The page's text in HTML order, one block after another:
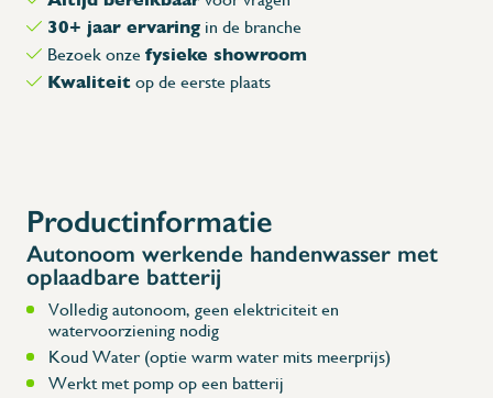
30+ jaar ervaring in de branche
Bezoek onze fysieke showroom
Kwaliteit op de eerste plaats
Productinformatie
Autonoom werkende handenwasser met
oplaadbare batterij
Volledig autonoom, geen elektriciteit en
watervoorziening nodig
Koud Water (optie warm water mits meerprijs)
Werkt met pomp op een batterij